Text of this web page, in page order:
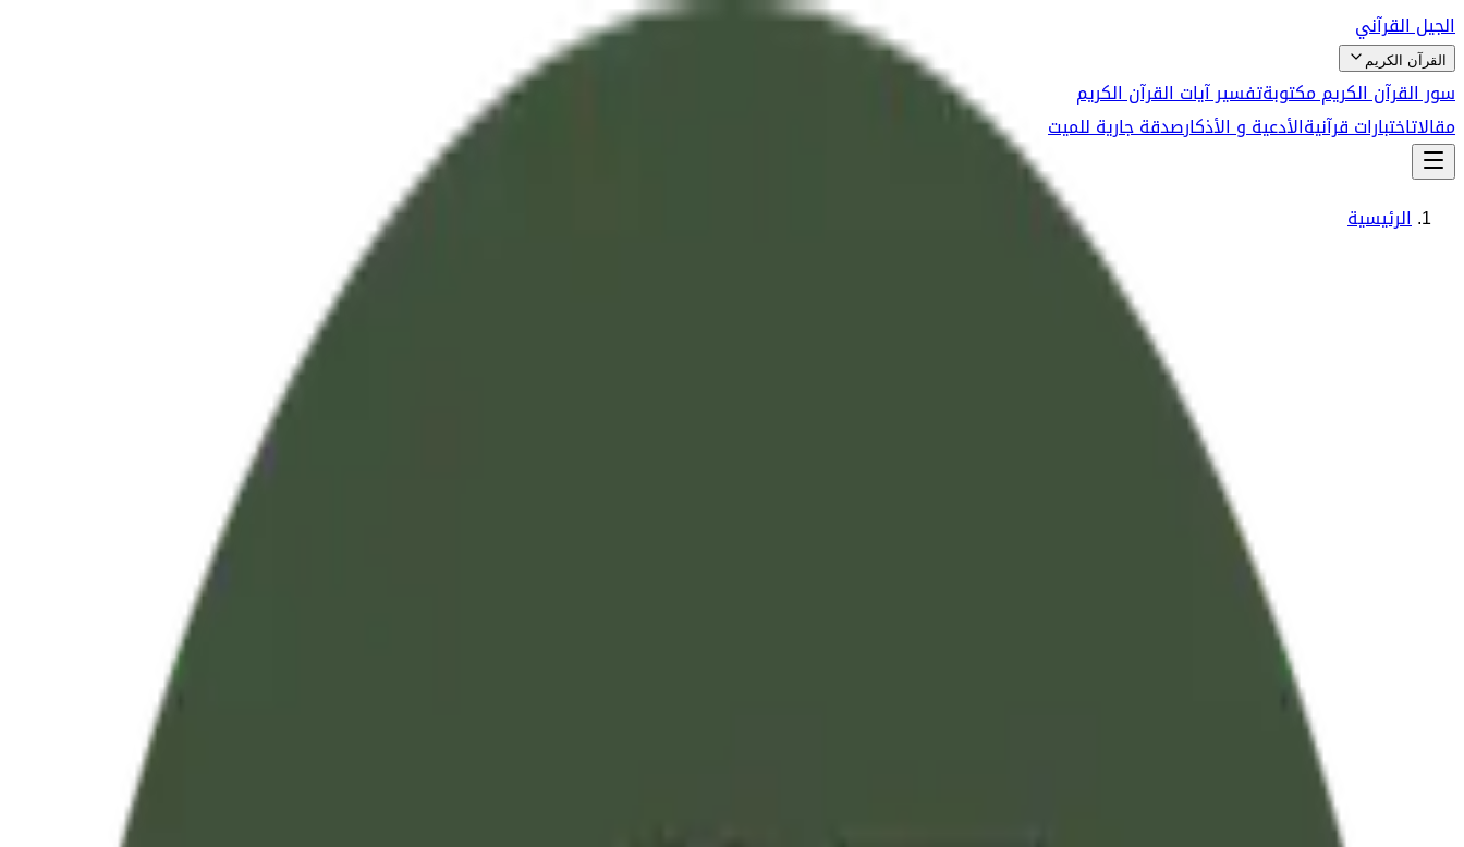
الجيل القرآني
القرآن الكريم
سور القرآن الكريم مكتوبةتفسير آيات القرآن الكريم
مقالاتاختبارات قرآنيةالأدعية و الأذكارصدقة جارية للميت
الرئيسية